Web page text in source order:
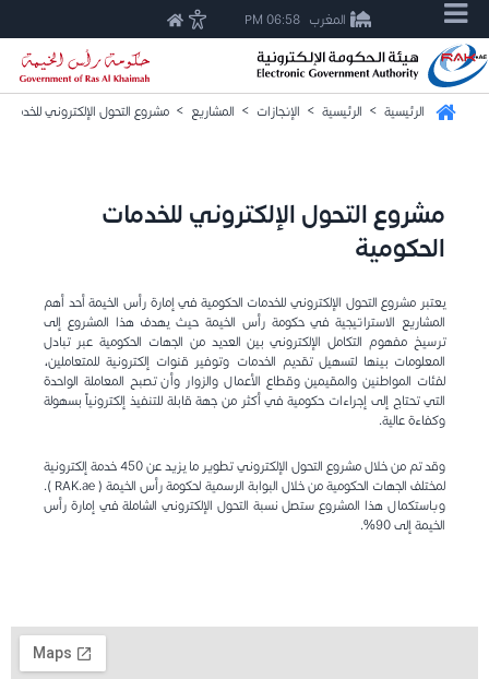
المغرب 06:58 PM
الرئيسية > الرئيسية > الإنجازات > المشاريع > مشروع التحول الإلكتروني
مشروع التحول الإلكتروني للخدمات
الحكومية
يعتبر مشروع التحول الإلكتروني للخدمات الحكومية في إمارة رأس الخيمة أحد أهم
المشاريع الاستراتيجية في حكومة رأس الخيمة حيث يهدف هذا المشروع إلى
ترسيخ مفهوم التكامل الإلكتروني بين العديد من الجهات الحكومية عبر تبادل
المعلومات بينها لتسهيل تقديم الخدمات وتوفير قنوات إلكترونية للمتعاملين،
لفئات المواطنين والمقيمين وقطاع الأعمال والزوار وأن تصبح المعاملة الواحدة
التي تحتاج إلى إجراءات حكومية في أكثر من جهة قابلة للتنفيذ إلكترونياً بسهولة
وكفاءة عالية.
وقد تم من خلال مشروع التحول الإلكتروني تطوير ما يزيد عن 450 خدمة إلكترونية
لمختلف الجهات الحكومية من خلال البوابة الرسمية لحكومة رأس الخيمة ( RAK.ae ).
وباستكمال هذا المشروع ستصل نسبة التحول الإلكتروني الشاملة في إمارة رأس
الخيمة إلى 90%.